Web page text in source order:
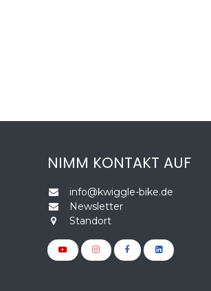
NIMM KONTAKT AUF
info@kwiggle-bike.de
Newsletter
Standort